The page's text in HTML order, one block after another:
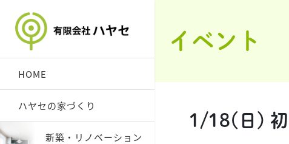
HOME
ハヤセの家づくり
新築・リノベーション
イベント
1/18(日) 初